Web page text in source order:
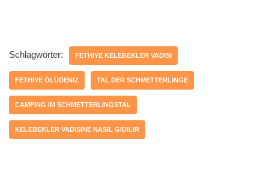
Schlagwörter: FETHIYE KELEBEKLER VADISI
FETHIYE ÖLÜDENIZ TAL DER SCHMETTERLINGE
CAMPING IM SCHMETTERLINGSTAL
KELEBEKLER VADISINE NASIL GIDILIR